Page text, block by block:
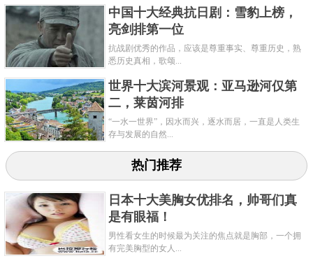
中国十大经典抗日剧：雪豹上榜，
亮剑排第一位
抗战剧优秀的作品，应该是尊重事实、尊重历史，熟
悉历史真相，歌颂...
世界十大滨河景观：亚马逊河仅第
二，莱茵河排
“一水一世界”，因水而兴，逐水而居，一直是人类生
存与发展的自然...
热门推荐
日本十大美胸女优排名，帅哥们真
是有眼福！
男性看女生的时候最为关注的焦点就是胸部，一个拥
有完美胸型的女人...